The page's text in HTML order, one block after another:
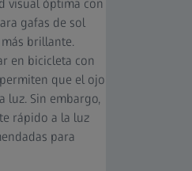
visual óptima con
gafas de sol
brillante.
en bicicleta con
que el ojo
luz. Sin embargo,
rápido a la luz
para